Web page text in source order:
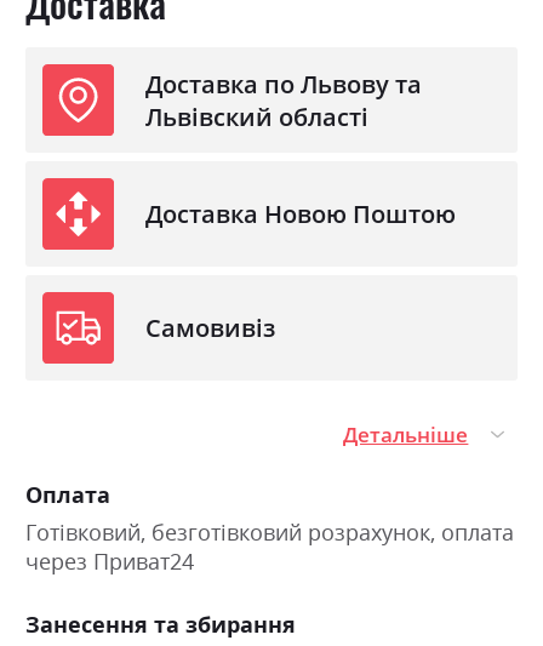
Доставка по Львову та
Львівский області
Доставка Новою Поштою
Самовивіз
Детальніше
Оплата
Готівковий, безготівковий розрахунок, оплата
через Приват24
Занесення та збирання